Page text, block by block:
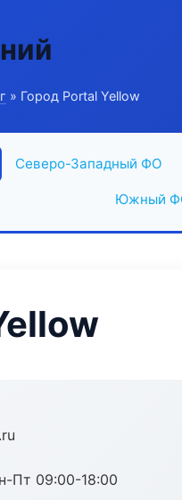
» Город Portal Yellow
Северо-Западный ФО
Южный
Пт 09:00-18:00